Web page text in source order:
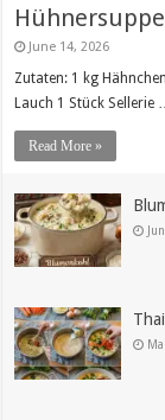
June 14, 2026
Zutaten: 1 kg
Lauch 1 Stück Sellerie
Read More »